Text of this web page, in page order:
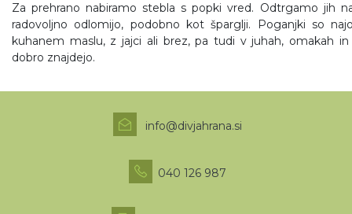
Za prehrano nabiramo stebla s popki vred. Odtrgamo jih
radovoljno odlomijo, podobno kot šparglji. Poganjki so
kuhanem maslu, z jajci ali brez, pa tudi v juhah, omakah
dobro znajdejo.
info@divjahrana.si
040 126 987